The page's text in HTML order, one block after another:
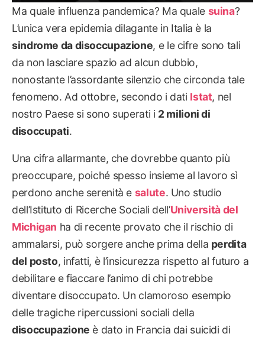
Ma quale influenza pandemica? Ma quale suina?
L’unica vera epidemia dilagante in Italia è la
sindrome da disoccupazione, e le cifre sono tali
da non lasciare spazio ad alcun dubbio,
nonostante l’assordante silenzio che circonda tale
fenomeno. Ad ottobre, secondo i dati Istat, nel
nostro Paese si sono superati i 2 milioni di
disoccupati.
Una cifra allarmante, che dovrebbe quanto più
preoccupare, poiché spesso insieme al lavoro sì
perdono anche serenità e salute. Uno studio
dell’Istituto di Ricerche Sociali dell’Università del
Michigan ha di recente provato che il rischio di
ammalarsi, può sorgere anche prima della perdita
del posto, infatti, è l’insicurezza rispetto al futuro a
debilitare e fiaccare l’animo di chi potrebbe
diventare disoccupato. Un clamoroso esempio
delle tragiche ripercussioni sociali della
disoccupazione è dato in Francia dai suicidi di